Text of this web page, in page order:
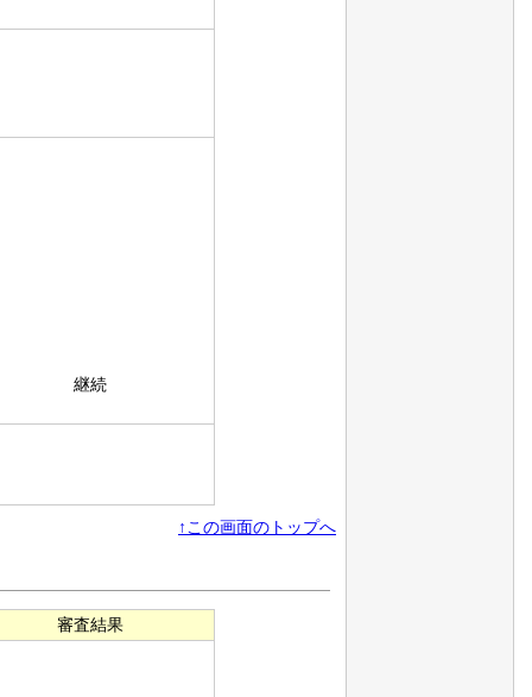
継続
↑この画面のトップへ
審査結果